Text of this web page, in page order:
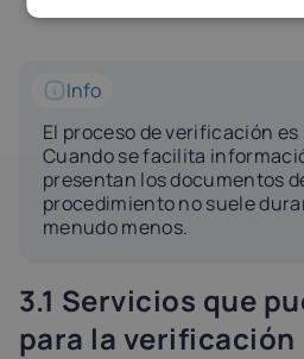
Info
El proceso de verificación
Cuando se facilita
presentan los documentos
procedimiento no suele
menudo menos.
3.1 Servicios que
para la verificación